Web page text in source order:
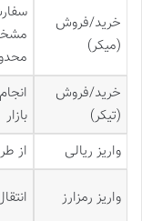
خرید/فروش
(میکر)
خرید/فروش
(تیکر)
بازار
واریز ریالی
از
واریز رمزارز